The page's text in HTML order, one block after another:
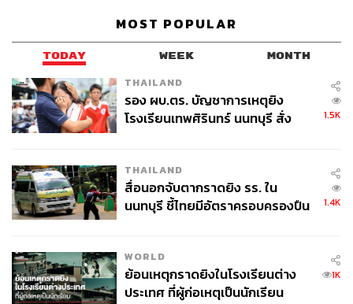
MOST POPULAR
TODAY WEEK MONTH
THAILAND
รอง ผบ.ตร. บัญชาการเหตุยิง
โรงเรียนเทพศิรินทร์ นนทบุรี สั่ง
1.5K
THAILAND
สื่อนอกจับตากราดยิง รร. ใน
นนทบุรี ชี้ไทยมีอัตราครอบครองปืน
1.4K
WORLD
ย้อนเหตุกราดยิงในโรงเรียนต่าง
ประเทศ ที่ผู้ก่อเหตุเป็นนักเรียน
1K